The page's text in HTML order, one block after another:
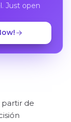
Just open
partir de